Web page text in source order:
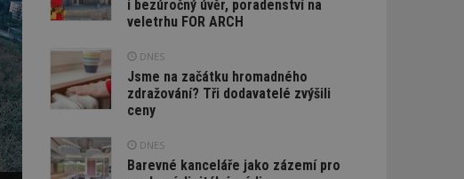
i bezúročný úvěr, poradenství na
veletrhu FOR ARCH
DNES
Jsme na začátku hromadného
zdražování? Tři dodavatelé zvýšili
ceny
DNES
Barevné kanceláře jako zázemí pro